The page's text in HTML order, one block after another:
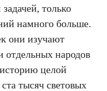
только
намного больше.
они изучают
отдельных народов
целой
тысяч световых